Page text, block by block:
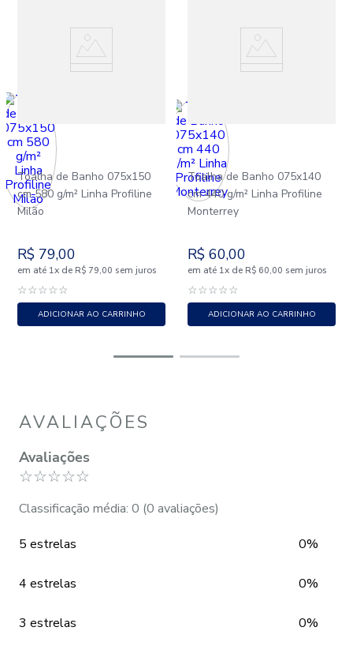
Toalha de Banho 075x150
cm 580 g/m² Linha Profiline
Milão
R$ 79,00
em até 1x de R$ 79,00 sem juros
☆☆☆☆☆
ADICIONAR AO CARRINHO
Toalha de Banho 075x140
cm 440 g/m² Linha Profiline
Monterrey
R$ 60,00
em até 1x de R$ 60,00 sem juros
☆☆☆☆☆
ADICIONAR AO CARRINHO
AVALIAÇÕES
Avaliações
☆☆☆☆☆
Classificação média: 0 (0 avaliações)
5 estrelas 0%
4 estrelas 0%
3 estrelas 0%